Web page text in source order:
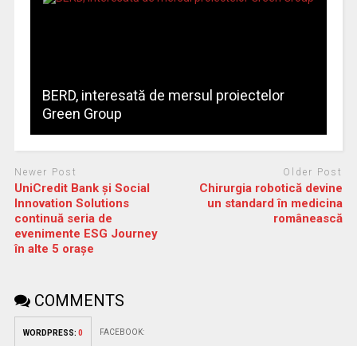
BERD, interesată de mersul proiectelor
Green Group
Newer Post
UniCredit Bank și Social
Innovation Solutions
continuă seria de
evenimente ESG Journey
în alte 5 orașe
Older Post
Chirurgia robotică devine
un standard în medicina
românească
COMMENTS
WORDPRESS: 0 FACEBOOK: